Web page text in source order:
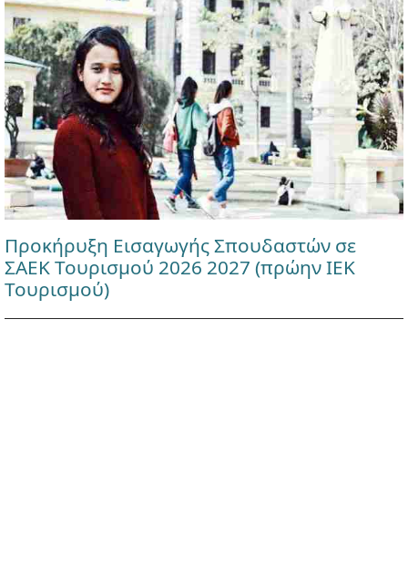
Προκήρυξη Εισαγωγής Σπουδαστών σε
ΣΑΕΚ Τουρισμού 2026 2027 (πρώην ΙΕΚ
Τουρισμού)